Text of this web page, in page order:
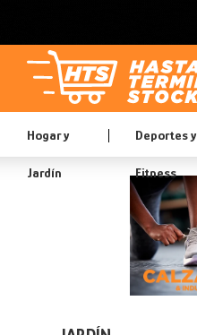
Hogar y
Jardín
Deportes y
Fitness